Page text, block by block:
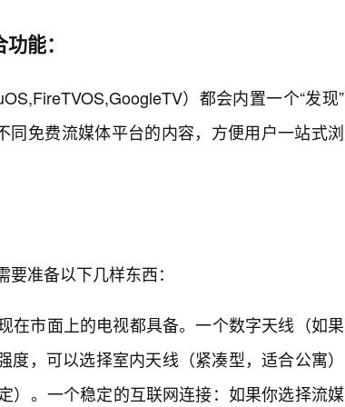
能：
）都会内置一个“发现”
同免费流媒体平台的内容，方便用户一站式浏
准备以下几样东西：
在市面上的电视都具备。一个数字天线（如果
，可以选择室内天线（紧凑型，适合公寓）
）。一个稳定的互联网连接：如果你选择流媒